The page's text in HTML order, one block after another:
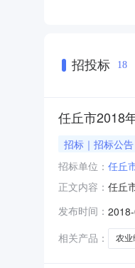
招投标 18
任丘市2018
招标｜招标公告
招标单位： 任丘
正文内容： 任丘
构为
人。
发布时间：
相关产品：
农业